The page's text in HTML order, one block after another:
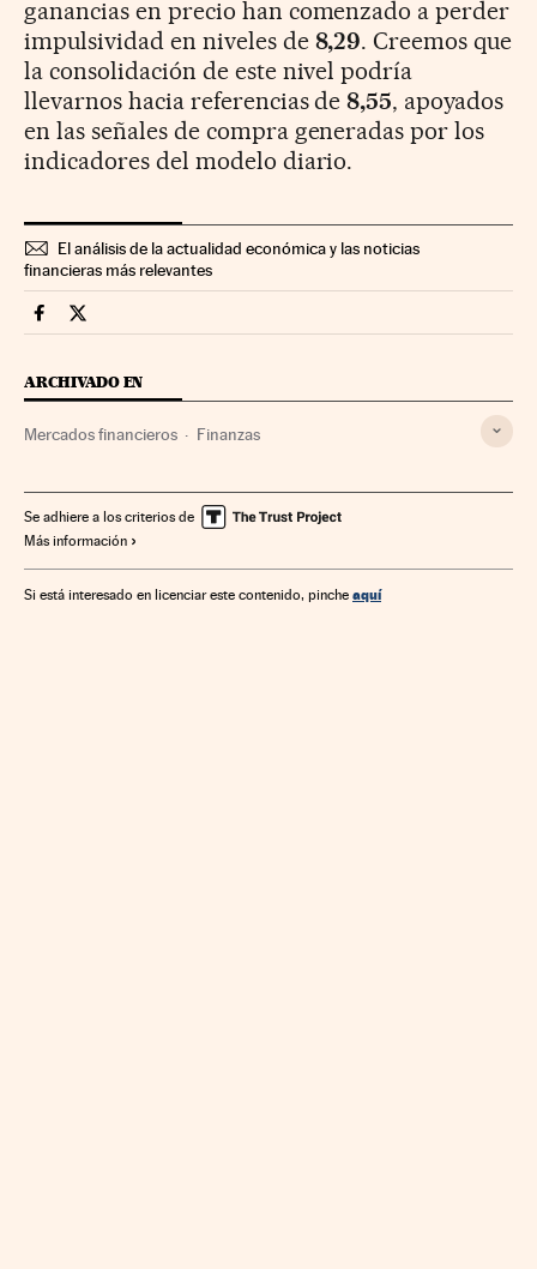
ganancias en precio han comenzado a perder
impulsividad en niveles de 8,29. Creemos que
la consolidación de este nivel podría
llevarnos hacia referencias de8,55, apoyados
en las señales de compra generadas por los
indicadores del modelo diario.
El análisis de la actualidad económica y las noticias
financieras más relevantes
Mercados Financieros Cinco Días en Facebook
Mercados Financieros Cinco Días en Twitter
ARCHIVADO EN
Mercados financieros Finanzas
Se adhiere a los criterios de
Más información
Si está interesado en licenciar este contenido, pinche aquí